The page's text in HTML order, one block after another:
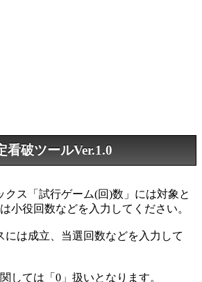
看破ツールVer.1.0
クス「試行ゲーム(回)数」には対象と
小役回数などを入力してください。
には成立、当選回数などを入力して
しては「0」扱いとなります。